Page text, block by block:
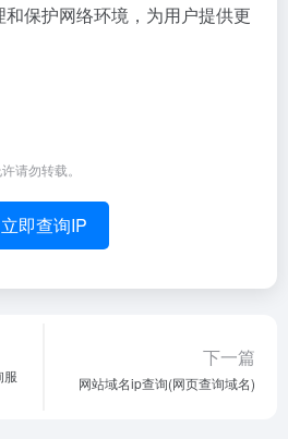
保护网络环境，为用户提供更
请勿转载。
立即查询IP
服
下一篇
网站域名ip查询(网页查询域名)